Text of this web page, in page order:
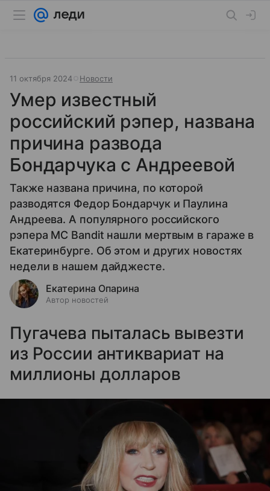
11 октября 2024 Новости
Умер известный
российский рэпер, названа
причина развода
Бондарчука с Андреевой
Также названа причина, по которой
разводятся Федор Бондарчук и Паулина
Андреева. А популярного российского
рэпера MC Bandit нашли мертвым в гараже в
Екатеринбурге. Об этом и других новостях
недели в нашем дайджесте.
Екатерина Опарина
Автор новостей
Пугачева пыталась вывезти
из России антиквариат на
миллионы долларов